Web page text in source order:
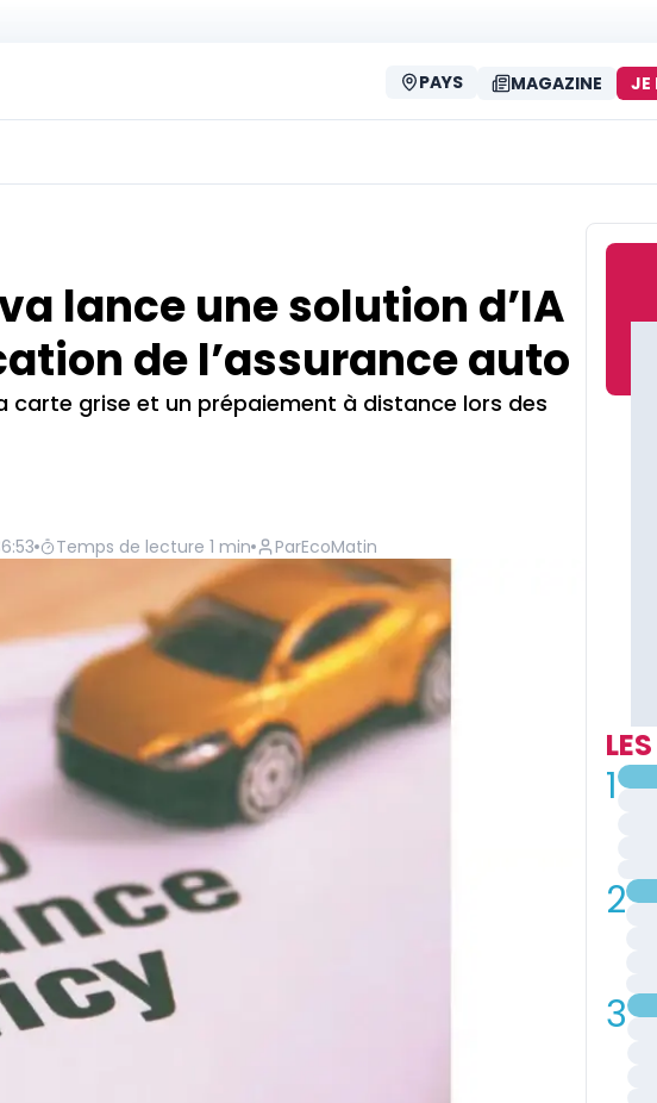
PAYS MAGAZINE JE
lance une solution d’IA
de l’assurance auto
grise et un prépaiement à distance lors des
Temps de lecture 1 min ParEcoMatin
1
2
3